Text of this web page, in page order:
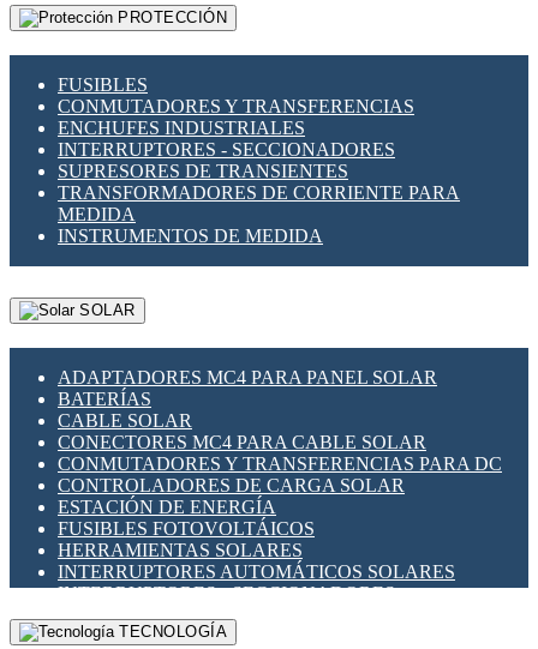
PROTECCIÓN
FUSIBLES
CONMUTADORES Y TRANSFERENCIAS
ENCHUFES INDUSTRIALES
INTERRUPTORES - SECCIONADORES
SUPRESORES DE TRANSIENTES
TRANSFORMADORES DE CORRIENTE PARA
MEDIDA
INSTRUMENTOS DE MEDIDA
SOLAR
ADAPTADORES MC4 PARA PANEL SOLAR
BATERÍAS
CABLE SOLAR
CONECTORES MC4 PARA CABLE SOLAR
CONMUTADORES Y TRANSFERENCIAS PARA DC
CONTROLADORES DE CARGA SOLAR
ESTACIÓN DE ENERGÍA
FUSIBLES FOTOVOLTÁICOS
HERRAMIENTAS SOLARES
INTERRUPTORES AUTOMÁTICOS SOLARES
INTERRUPTORES - SECCIONADORES
FOTOVOLTÁICOS
MONTAJE PANEL SOLAR
TECNOLOGÍA